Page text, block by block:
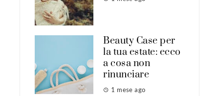
Beauty Case per
la tua estate: ecco
a cosa non
rinunciare
1 mese ago